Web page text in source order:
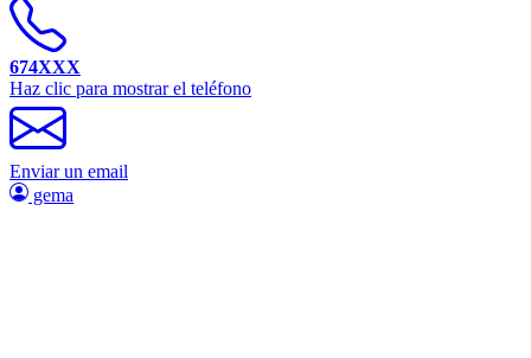
674XXX
Haz clic para mostrar el teléfono
Enviar un email
gema